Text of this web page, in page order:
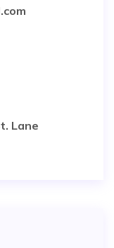
Lane